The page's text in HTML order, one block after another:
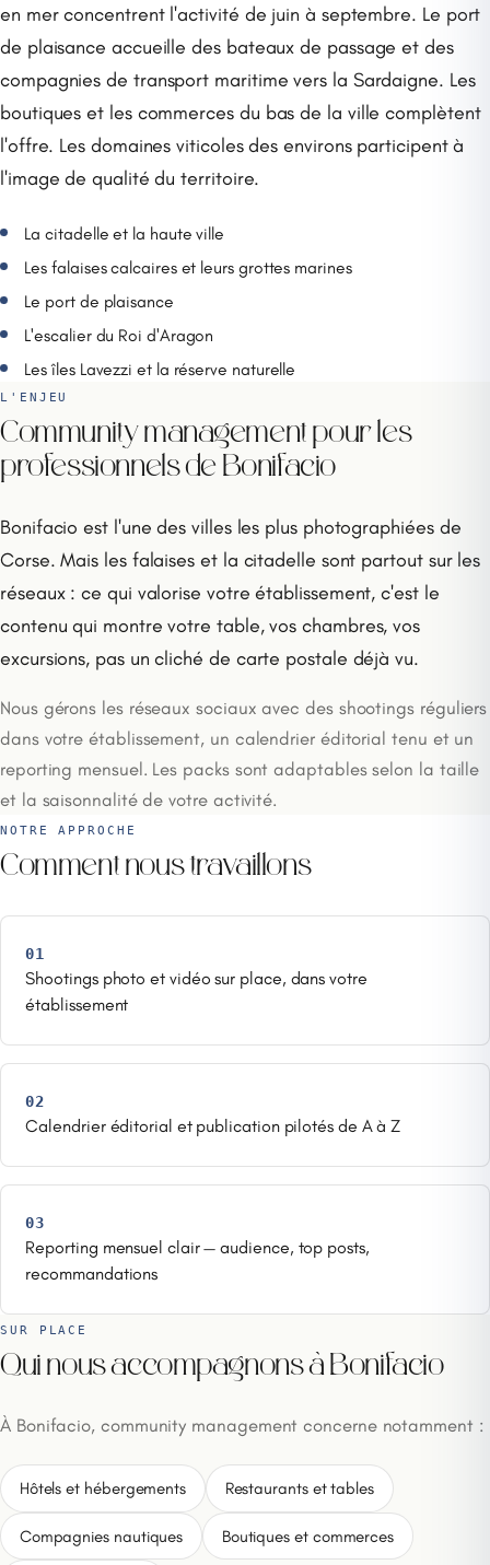
en mer concentrent l'activité de juin à septembre. Le port
de plaisance accueille des bateaux de passage et des
compagnies de transport maritime vers la Sardaigne. Les
boutiques et les commerces du bas de la ville complètent
l'offre. Les domaines viticoles des environs participent à
l'image de qualité du territoire.
La citadelle et la haute ville
Les falaises calcaires et leurs grottes marines
Le port de plaisance
L'escalier du Roi d'Aragon
Les îles Lavezzi et la réserve naturelle
L'ENJEU
Community management pour les
professionnels de Bonifacio
Bonifacio est l'une des villes les plus photographiées de
Corse. Mais les falaises et la citadelle sont partout sur les
réseaux : ce qui valorise votre établissement, c'est le
contenu qui montre votre table, vos chambres, vos
excursions, pas un cliché de carte postale déjà vu.
Nous gérons les réseaux sociaux avec des shootings réguliers
dans votre établissement, un calendrier éditorial tenu et un
reporting mensuel. Les packs sont adaptables selon la taille
et la saisonnalité de votre activité.
NOTRE APPROCHE
Comment nous travaillons
01
Shootings photo et vidéo sur place, dans votre
établissement
02
Calendrier éditorial et publication pilotés de A à Z
03
Reporting mensuel clair — audience, top posts,
recommandations
SUR PLACE
Qui nous accompagnons à Bonifacio
À Bonifacio, community management concerne notamment :
Hôtels et hébergements Restaurants et tables
Compagnies nautiques Boutiques et commerces